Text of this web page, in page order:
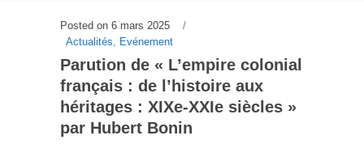
Posted on 6 mars 2025
Actualités, Evénement
Parution de « L’empire colonial
français : de l’histoire aux
héritages : XIXe-XXIe siècles »
par Hubert Bonin